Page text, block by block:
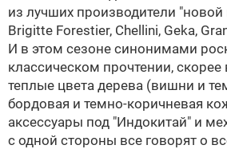
из лучших производители "новой
Brigitte Forestier, Chellini, Geka,
И в этом сезоне синонимами
классическом прочтении, скорее
теплые цвета дерева (вишни и
бордовая и темно-коричневая
аксессуары под "Индокитай" и
с одной стороны все говорят о